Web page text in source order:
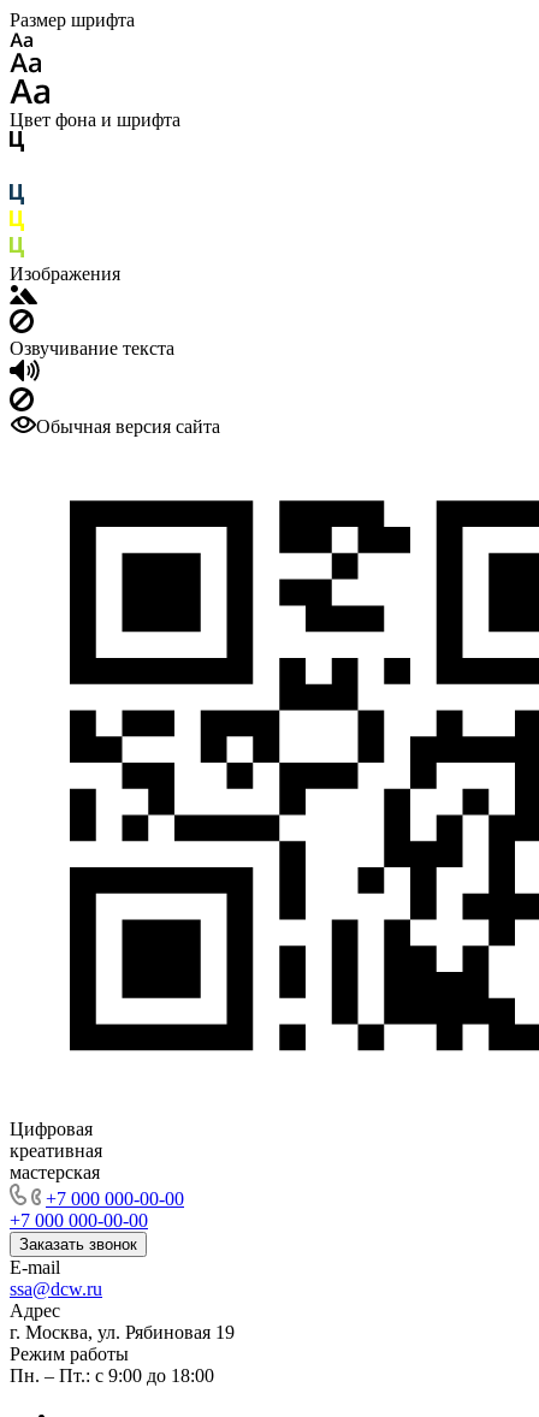
Размер шрифта
Цвет фона и шрифта
Изображения
Озвучивание текста
Обычная версия сайта
Цифровая
креативная
мастерская
+7 000 000-00-00
+7 000 000-00-00
Заказать звонок
E-mail
ssa@dcw.ru
Адрес
г. Москва, ул. Рябиновая 19
Режим работы
Пн. – Пт.: с 9:00 до 18:00